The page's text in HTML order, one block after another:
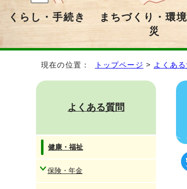
くらし・手続き
まちづくり・環
災
現在の位置： トップページ > よくある
よくある質問
健康・福祉
保険・年金